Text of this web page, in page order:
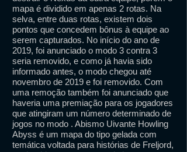
mapa é dividido em apenas 2 rotas. Na
selva, entre duas rotas, existem dois
pontos que concedem bônus à equipe ao
serem capturados. No início do ano de
2019, foi anunciado o modo 3 contra 3
seria removido, e como já havia sido
informado antes, o modo chegou até
novembro de 2019 e foi removido. Com
uma remoção também foi anunciado que
haveria uma premiação para os jogadores
que atingiram um número determinado de
jogos no modo . Abismo Uivante Howling
Abyss é um mapa do tipo gelada com
temática voltada para histórias de Freljord,